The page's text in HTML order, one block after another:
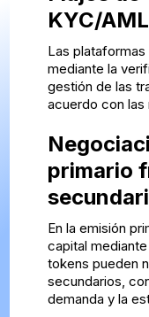
KYC/
Las
mediante la
gestión de las
acuerdo con las
primario
En la emisión
capital
tokens pueden
secundarios,
demanda y la